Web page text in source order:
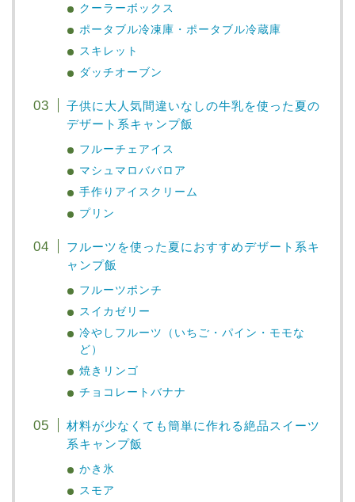
クーラーボックス
ポータブル冷凍庫・ポータブル冷蔵庫
スキレット
ダッチオーブン
子供に大人気間違いなしの牛乳を使った夏の
デザート系キャンプ飯
フルーチェアイス
マシュマロババロア
手作りアイスクリーム
プリン
フルーツを使った夏におすすめデザート系キ
ャンプ飯
フルーツポンチ
スイカゼリー
冷やしフルーツ（いちご・パイン・モモな
ど）
焼きリンゴ
チョコレートバナナ
材料が少なくても簡単に作れる絶品スイーツ
系キャンプ飯
かき氷
スモア